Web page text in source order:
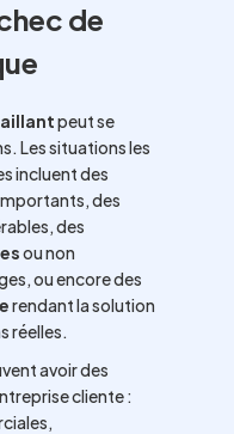
de
peut se
Les situations les
incluent des
des
des
ou non
ou encore des
rendant la solution
réelles.
avoir des
cliente :